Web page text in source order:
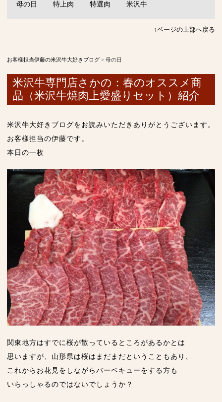
母の日
特上肉 特選肉 米沢牛
↑ページの上部へ戻る
お客様担当伊藤の米沢牛大好きブログ > 母の日
米沢牛専門店さかの：春のオススメ商
品（米沢牛焼肉上愛盛りセット）紹介
米沢牛大好きブログをお読みいただきありがとうございます。
お客様担当の伊藤です。
本日の一枚
関東地方はすでに桜が散っているところがあるかとは
思いますが、山形県は桜はまだまだということもあり、
これからお花見をしながらバーベキューをする方も
いらっしゃるのではないでしょうか？